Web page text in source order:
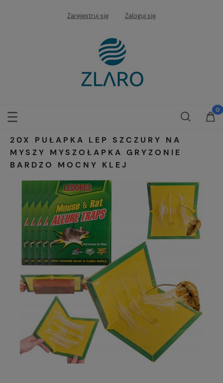
Zarejestruj się Zaloguj się
20X PUŁAPKA LEP SZCZURY NA
MYSZY MYSZOŁAPKA GRYZONIE
BARDZO MOCNY KLEJ